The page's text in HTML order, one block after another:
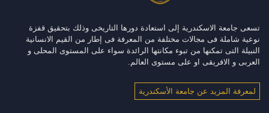
تسعى جامعة الاسكندرية إلى استعادة دورها التاريخى وذلك بتحقيق قفزة
نوعية شاملة فى مجالات مختلفة من المعرفة فى إطار من القيم الانسانية
النبيلة التى تمكنها من تبوء مكانتها الرائدة سواء على المستوى المحلى و
العربى و الافريقى او على مستوى العالم.
لمعرفة المزيد عن جامعة الأسكندرية